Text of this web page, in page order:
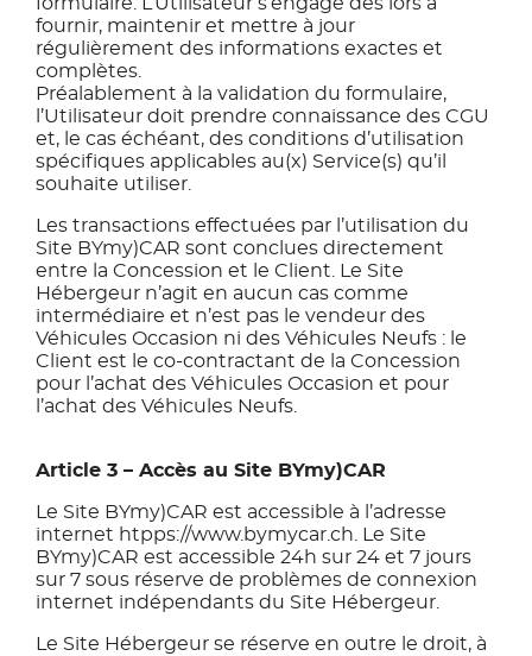
formulaire. L’Utilisateur s’engage dès lors à
fournir, maintenir et mettre à jour
régulièrement des informations exactes et
complètes.
Préalablement à la validation du formulaire,
l’Utilisateur doit prendre connaissance des CGU
et, le cas échéant, des conditions d’utilisation
spécifiques applicables au(x) Service(s) qu’il
souhaite utiliser.
Les transactions effectuées par l’utilisation du
Site BYmy)CAR sont conclues directement
entre la Concession et le Client. Le Site
Hébergeur n’agit en aucun cas comme
intermédiaire et n’est pas le vendeur des
Véhicules Occasion ni des Véhicules Neufs : le
Client est le co-contractant de la Concession
pour l’achat des Véhicules Occasion et pour
l’achat des Véhicules Neufs.
Article 3 – Accès au Site BYmy)CAR
Le Site BYmy)CAR est accessible à l’adresse
internet htpps://www.bymycar.ch. Le Site
BYmy)CAR est accessible 24h sur 24 et 7 jours
sur 7 sous réserve de problèmes de connexion
internet indépendants du Site Hébergeur.
Le Site Hébergeur se réserve en outre le droit, à